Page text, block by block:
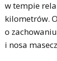
w tempie
kilometrów.
o
i nosa